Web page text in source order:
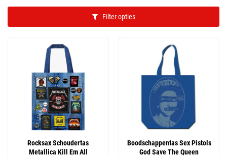
Filter opties
Rocksax Schoudertas
Metallica Kill Em All
Boodschappentas Sex Pistols
God Save The Queen